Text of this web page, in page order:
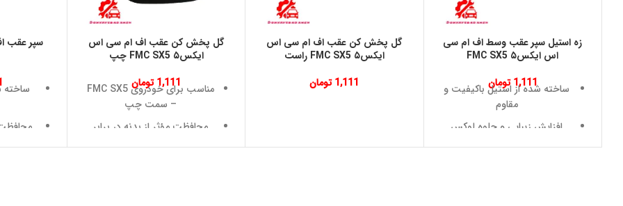
زه استیل سپر عقب وسط اف ام سی
اس ایکس۵ FMC SX5
1,111 تومان
ساخته شده از استیل باکیفیت و
مقاوم
افزایش زیبایی و جلوه لوکس
گل پخش کن عقب اف ام سی اس
ایکس۵ FMC SX5 راست
1,111 تومان
گل پخش کن عقب اف ام سی اس
ایکس۵ FMC SX5 چپ
1,111 تومان مناسب برای خودروی FMC SX5
– سمت چپ
محافظت مؤثر از بدنه در برابر
ساخته